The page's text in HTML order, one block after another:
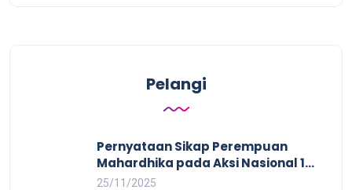
Pelangi
Pernyataan Sikap Perempuan
Mahardhika pada Aksi Nasional 16
HAKTP 2025 Kerja Layak dan Bebas
25/11/2025